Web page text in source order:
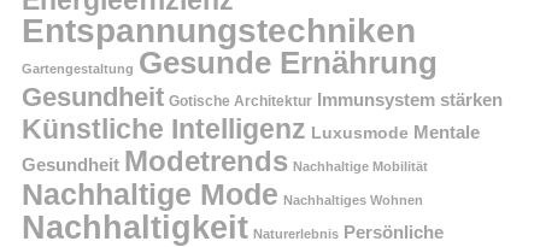
Entspannungstechniken
Gartengestaltung Gesunde Ernährung
Gesundheit Gotische Architektur Immunsystem stärken
Künstliche Intelligenz Luxusmode Mentale
Gesundheit Modetrends Nachhaltige Mobilität
Nachhaltige Mode Nachhaltiges Wohnen
Nachhaltigkeit Naturerlebnis Persönliche